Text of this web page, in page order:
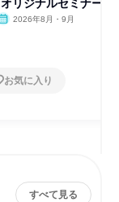
リジナルセミナー
2026年8月・9月
お気に入り
すべて見る